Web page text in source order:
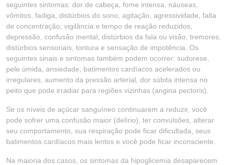
seguintes sintomas: dor de cabeça, fome intensa, náuseas,
vômitos, fadiga, distúrbios do sono, agitação, agressividade, falta
de concentração, vigilância e tempo de reação reduzidos,
depressão, confusão mental, distúrbios da fala ou visão, tremores,
distúrbios sensoriais, tontura e sensação de impotência. Os
seguintes sinais e sintomas também podem ocorrer: sudorese,
pele úmida, ansiedade, batimentos cardíacos acelerados ou
irregulares, aumento da pressão arterial, dor súbita intensa no
peito que pode irradiar para regiões vizinhas (angina pectoris).
Se os níveis de açúcar sanguíneo continuarem a reduzir, você
pode sofrer uma confusão maior (delírio), ter convulsões, alterar
seu comportamento, sua respiração pode ficar dificultada, seus
batimentos cardíacos mais lentos e você pode ficar inconsciente.
Na maioria dos casos, os sintomas da hipoglicemia desaparecem